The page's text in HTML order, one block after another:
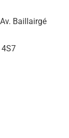
Baillairgé
4S7